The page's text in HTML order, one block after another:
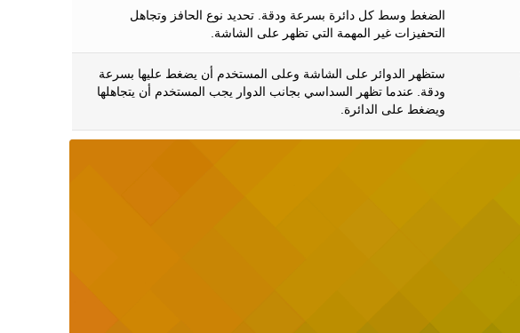
الضغط وسط كل دائرة بسرعة ودقة. تحديد نوع الحافز وتجاهل
التحفيزات غير المهمة التي تظهر على الشاشة.
ستظهر الدوائر على الشاشة وعلى المستخدم أن يضغط عليها بسرعة
ودقة. عندما تظهر السداسي بجانب الدوار يجب المستخدم أن يتجاهلها
ويضغط على الدائرة.